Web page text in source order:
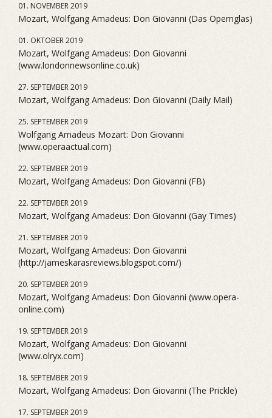
01. NOVEMBER 2019
Mozart, Wolfgang Amadeus: Don Giovanni (Das Opernglas)
01. OKTOBER 2019
Mozart, Wolfgang Amadeus: Don Giovanni
(www.londonnewsonline.co.uk)
27. SEPTEMBER 2019
Mozart, Wolfgang Amadeus: Don Giovanni (Daily Mail)
25. SEPTEMBER 2019
Wolfgang Amadeus Mozart: Don Giovanni
(www.operaactual.com)
22. SEPTEMBER 2019
Mozart, Wolfgang Amadeus: Don Giovanni (FB)
22. SEPTEMBER 2019
Mozart, Wolfgang Amadeus: Don Giovanni (Gay Times)
21. SEPTEMBER 2019
Mozart, Wolfgang Amadeus: Don Giovanni
(http://jameskarasreviews.blogspot.com/)
20. SEPTEMBER 2019
Mozart, Wolfgang Amadeus: Don Giovanni (www.opera-
online.com)
19. SEPTEMBER 2019
Mozart, Wolfgang Amadeus: Don Giovanni
(www.olryx.com)
18. SEPTEMBER 2019
Mozart, Wolfgang Amadeus: Don Giovanni (The Prickle)
17. SEPTEMBER 2019